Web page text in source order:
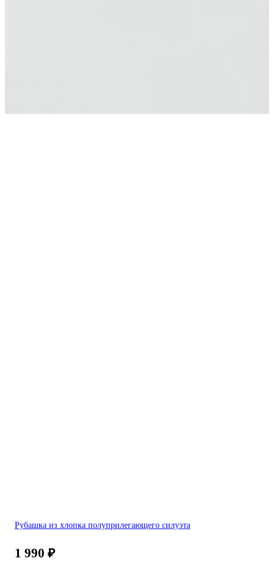
Рубашка из хлопка полуприлегающего силуэта
1 990 ₽